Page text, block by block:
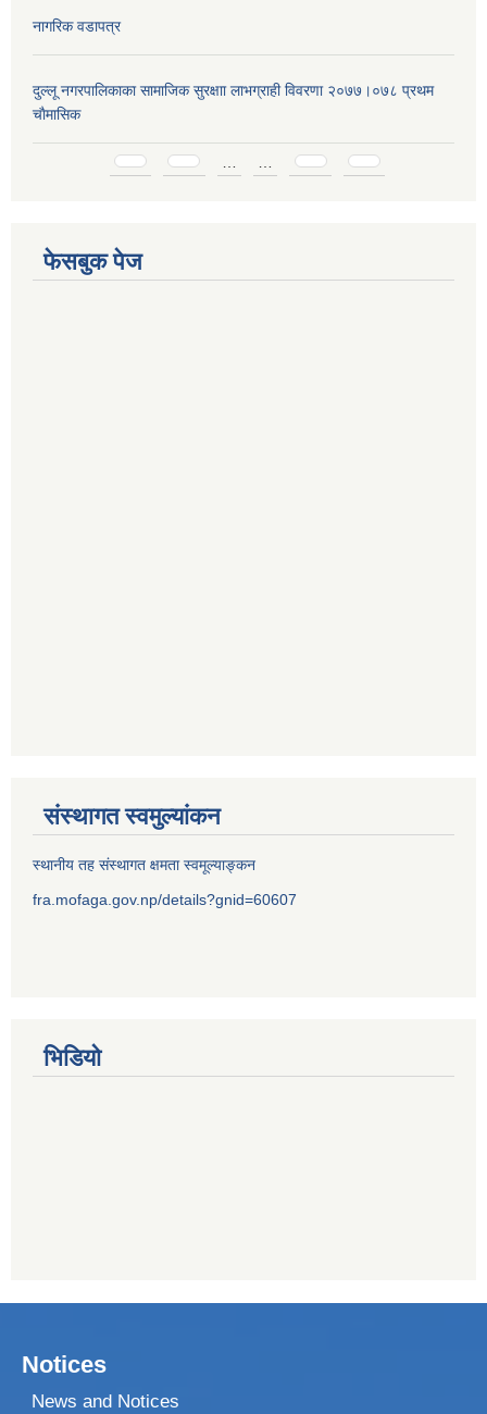
नागरिक वडापत्र
दुल्लू नगरपालिकाका सामाजिक सुरक्षाा लाभग्राही विवरणा २०७७।०७८ प्रथम
चाैमासिक
Pages
फेसबुक पेज
संस्थागत स्वमुल्यांकन
स्थानीय तह संस्थागत क्षमता स्वमूल्याङ्कन
fra.mofaga.gov.np/details?gnid=60607
भिडियो
Notices
News and Notices